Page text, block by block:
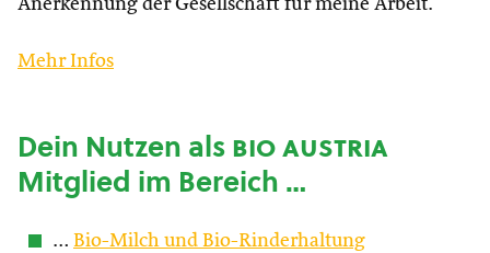
Anerkennung der Gesellschaft für meine Arbeit.
Mehr Infos
Dein Nutzen alsbio austria
Mitglied im Bereich …
… Bio-Milch und Bio-Rinderhaltung